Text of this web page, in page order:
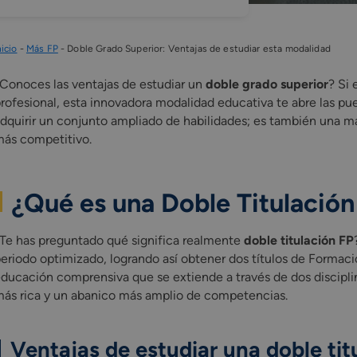
- Más FP- Doble Grado Superior: Ventajas de estudiar esta modalidad
las ventajas de estudiar un doble grado superior? Si
esta innovadora modalidad educativa te abre las
un conjunto ampliado de habilidades; es también una
competitivo.
¿Qué es una Doble
has preguntado qué significa realmente doble titulación FP
optimizado, logrando así obtener dos títulos de
comprensiva que se extiende a través de dos
rica y un abanico más amplio de competencias.
Ventajas de estudiar una doble